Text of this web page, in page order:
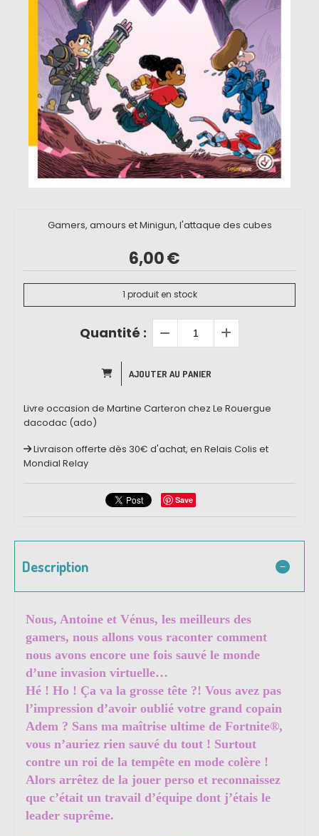
Gamers, amours et Minigun, l'attaque des cubes
6,00€
1 produit en stock
Quantité :
AJOUTER AU PANIER
Livre occasion de Martine Carteron chez Le Rouergue
dacodac (ado)
Livraison offerte dès 30€ d'achat, en Relais Colis et
Mondial Relay
Save
Description
Nous, Antoine et Vénus, les meilleurs des
gamers, nous allons vous raconter comment
nous avons encore une fois sauvé le monde
d’une invasion virtuelle…
Hé ! Ho ! Ça va la grosse tête ?! Vous avez pas
l’impression d’avoir oublié votre grand copain
Adem ? Sans ma maîtrise ultime de Fortnite®,
vous n’auriez rien sauvé du tout ! Surtout
contre un roi de la tempête en mode colère !
Alors arrêtez de la jouer perso et reconnaissez
que c’était un travail d’équipe dont j’étais le
leader suprême.